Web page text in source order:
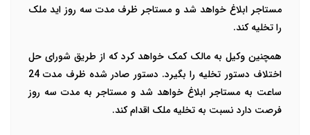
مستاجر ابلاغ خواهد شد و مستاجر ظرف مدت سه روز اید ملک
را تخلیه کند.
همچنین وکیل به مالک کمک خواهد کرد که از طریق شورای حل
اختلاف دستور تخلیه را بگیرد. دستور صادر شده ظرف مدت 24
ساعت به مستاجر ابلاغ خواهد شد و مستاجر به مدت سه روز
فرصت دارد نسبت به تخلیه ملک اقدام کند.